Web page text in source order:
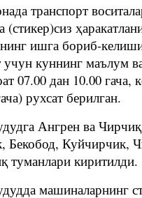
транспорт
(стикер)сиз
ишга бориб-
учун куннинг маълум
07.00 дан 10.00 гача,
рухсат берилган.
Ангрен ва
Бекобод, Куйчирчик,
туманлари киритилди.
машиналарнинг